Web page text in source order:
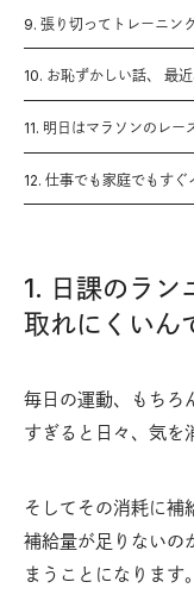
9. 張り切ってトレーニン
10. お恥ずかしい話、 最
11. 明日はマラソンのレ
12. 仕事でも家庭でもすぐ
1. 日課のラン
取れにくいん
毎日の運動、もちろ
すぎると日々、気を
そしてその消耗に補
補給量が足りないの
まうことになります。